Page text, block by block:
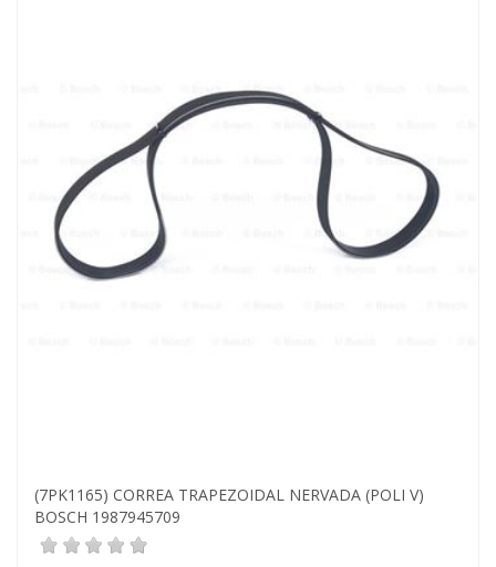
(7PK1165) CORREA TRAPEZOIDAL NERVADA (POLI V)
BOSCH 1987945709